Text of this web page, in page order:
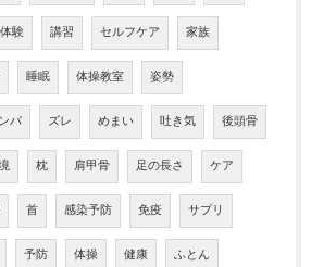
体験 講習 セルフケア 家族
睡眠 体操教室 姿勢
パ ズレ めまい 吐き気 後頭骨
枕 肩甲骨 足の長さ ケア
首 感染予防 免疫 サプリ
予防 体操 健康 ふとん